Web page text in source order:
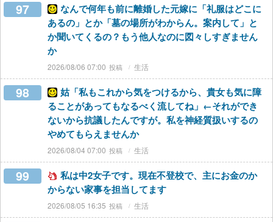
97
なんで何年も前に離婚した元嫁に「礼服はどこに
あるの」とか「墓の場所がわからん。案内して」と
か聞いてくるの？もう他人なのに図々しすぎません
か
2026/08/06 07:00 生活
98
姑「私もこれから気をつけるから、貴女も気に障
ることがあってもなるべく流してね」←それができ
ないから抗議したんですが。私を神経質扱いするの
やめてもらえませんか
2026/08/04 07:00 生活
99
私は中2女子です。現在不登校で、主にお金のか
からない家事を担当してます
2026/08/05 16:35 生活